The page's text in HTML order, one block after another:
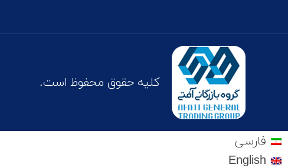
کلیه حقوق محفوظ است.
فارسی
English